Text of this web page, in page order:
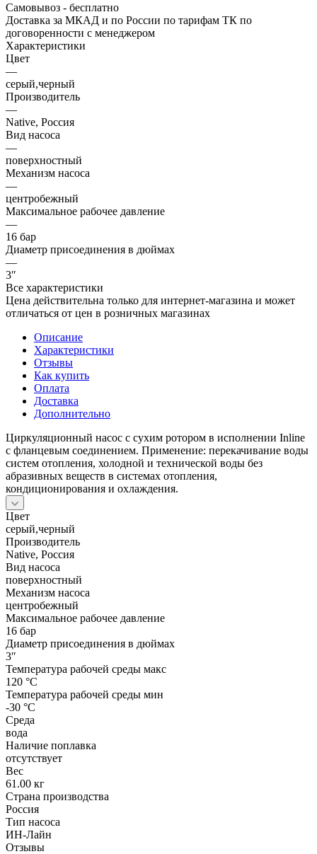
Самовывоз - бесплатно
Доставка за МКАД и по России по тарифам ТК по
договоренности с менеджером
Характеристики
Цвет
—
серый,черный
Производитель
—
Native, Россия
Вид насоса
—
поверхностный
Механизм насоса
—
центробежный
Максимальное рабочее давление
—
16 бар
Диаметр присоединения в дюймах
—
3″
Все характеристики
Цена действительна только для интернет-магазина и может
отличаться от цен в розничных магазинах
Описание
Характеристики
Отзывы
Как купить
Оплата
Доставка
Дополнительно
Циркуляционный насос с сухим ротором в исполнении Inline
с фланцевым соединением. Применение: перекачивание воды
систем отопления, холодной и технической воды без
абразивных веществ в системах отопления,
кондиционирования и охлаждения.
Цвет
серый,черный
Производитель
Native, Россия
Вид насоса
поверхностный
Механизм насоса
центробежный
Максимальное рабочее давление
16 бар
Диаметр присоединения в дюймах
3″
Температура рабочей среды макс
120 °С
Температура рабочей среды мин
-30 °С
Среда
вода
Наличие поплавка
отсутствует
Вес
61.00 кг
Страна производства
Россия
Тип насоса
ИН-Лайн
Отзывы